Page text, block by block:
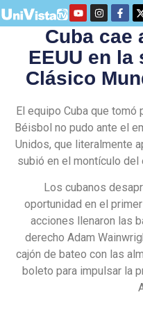
Cuba cae
EEUU en
Clásico
El equipo Cuba que tomó
Béisbol no pudo ante el
Unidos, que literalmente
subió en el montículo del
Los cubanos
oportunidad en el
acciones llenaron las
derecho Adam
cajón de bateo con las
boleto para impulsar la